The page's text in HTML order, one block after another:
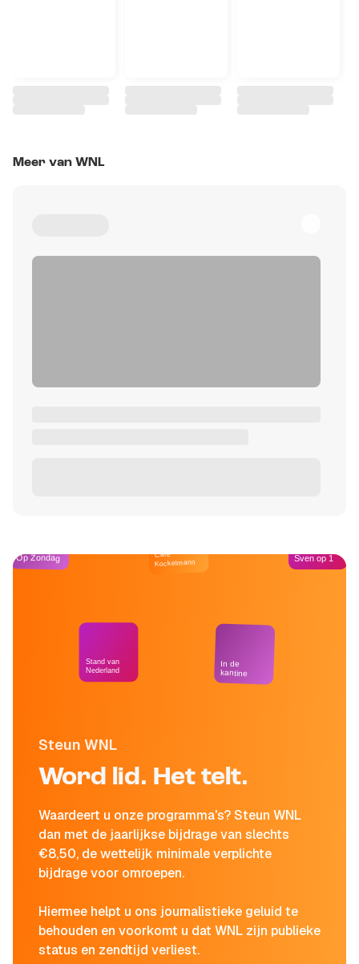
Meer van WNL
Steun WNL
Word lid. Het telt.
Waardeert u onze programma's? Steun WNL
dan met de jaarlijkse bijdrage van slechts
€8,50, de wettelijk minimale verplichte
bijdrage voor omroepen.
Hiermee helpt u ons journalistieke geluid te
behouden en voorkomt u dat WNL zijn publieke
status en zendtijd verliest.
Op Zondag
Stand van
Nederland
Café
Kockelmann
In de
kantine
Sven op 1